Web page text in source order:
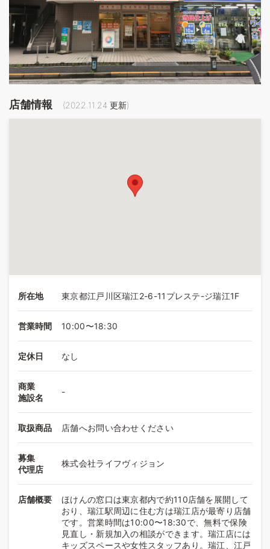
店舗情報 (2022.11.24 更新)
所在地 東京都江戸川区瑞江2-6-11プレステ-ジ瑞江1F
営業時間 10:00〜18:30
定休日 なし
商業
施設名
-
取扱商品 店舗へお問い合わせください
募集
代理店
株式会社ライフヴィジョン
店舗概要
ほけんの窓口は東京都内で約110店舗を展開して
おり、瑞江駅周辺に住む方は瑞江店が最寄り店舗
です。営業時間は10:00〜18:30で、無料で保険
見直し・新規加入の相談ができます。瑞江店には
キッズスペースや女性スタッフあり。瑞江、江戸